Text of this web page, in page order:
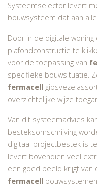
Systeemselector levert
bouwsysteem dat aan
Door in de digitale
plafondconstructie te
voor de toepassing van
specifieke bouwsituatie.
fermacell
overzichtelijke wijze
Van dit systeemadvies
besteksomschrijving
digitaal projectbestek is
levert bovendien veel
een goed beeld krijgt
fermacell